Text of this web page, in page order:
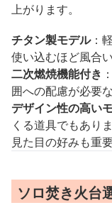
上がります。
チタン製モデル：
使い込むほど風合
二次燃焼機能付き
囲への配慮が必要
デザイン性の高い
くる道具でもありま
見た目の好みも重
ソロ焚き火台